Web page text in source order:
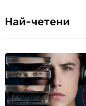
Най-четени